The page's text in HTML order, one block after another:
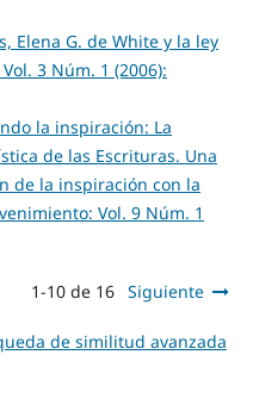
Elena G. de White y la ley
3 Núm. 1 (2006):
la inspiración: La
de las Escrituras. Una
de la inspiración con la
Vol. 9 Núm. 1
1-10 de 16 Siguiente
de similitud avanzada